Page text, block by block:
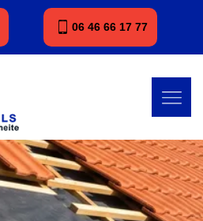
06 46 66 17 77